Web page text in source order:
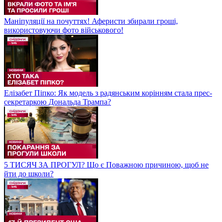
Маніпуляції на почуттях! Аферисти збирали гроші,
використовуючи фото військового!
Елізабет Піпко: Як модель з радянським корінням стала прес-
секретаркою Дональда Трампа?
5 ТИСЯЧ ЗА ПРОГУЛ? Що є Поважною причиною, щоб не
йти до школи?